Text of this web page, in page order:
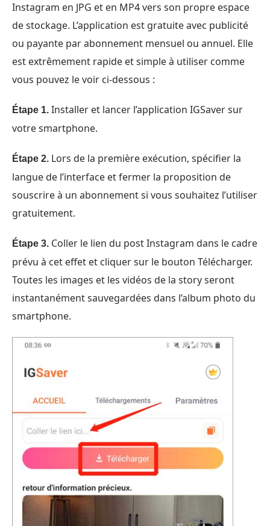
Instagram en JPG et en MP4 vers son propre espace
de stockage. L’application est gratuite avec publicité
ou payante par abonnement mensuel ou annuel. Elle
est extrêmement rapide et simple à utiliser comme
vous pouvez le voir ci-dessous :
Étape 1. Installer et lancer l’application IGSaver sur
votre smartphone.
Étape 2. Lors de la première exécution, spécifier la
langue de l’interface et fermer la proposition de
souscrire à un abonnement si vous souhaitez l’utiliser
gratuitement.
Étape 3. Coller le lien du post Instagram dans le cadre
prévu à cet effet et cliquer sur le bouton Télécharger.
Toutes les images et les vidéos de la story seront
instantanément sauvegardées dans l’album photo du
smartphone.